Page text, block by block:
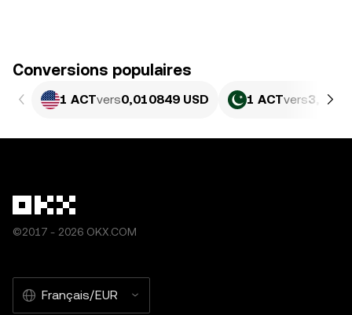
Conversions populaires
1 ACTvers0,010849 USD 1 ACTvers3,013
©2017 - 2026 OKX.COM
Français/EUR